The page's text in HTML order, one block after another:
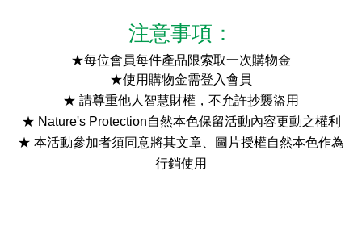
注意事項：
★每位會員每件產品限索取一次購物金
★使用購物金需登入會員
★ 請尊重他人智慧財權，不允許抄襲盜用
★ Nature's Protection自然本色保留活動內容更動之權利
★ 本活動參加者須同意將其文章、圖片授權自然本色作為
行銷使用